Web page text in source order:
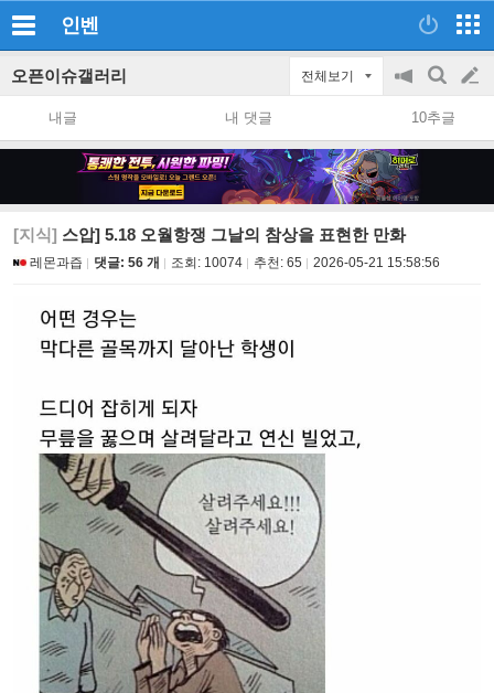
인벤
오픈이슈갤러리 전체보기
공
지
on/off
검
색
글
쓰
내글 내 댓글 10추글
[지식] 스압] 5.18 오월항쟁 그날의 참상을 표현한 만화
레몬과즙 댓글: 56 개 조회: 10074 추천: 65 2026-05-21 15:58:56